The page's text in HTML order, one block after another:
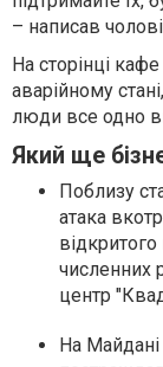
– написав
На сторінці
аварійному
люди все одно
Який ще
Поблизу
атака
численних
центр
На Майдані